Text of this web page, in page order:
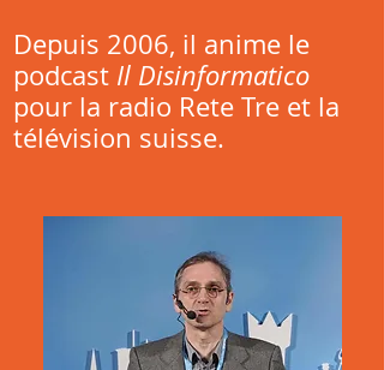
Depuis 2006, il anime le
podcast Il Disinformatico
pour la radio Rete Tre et la
télévision suisse.